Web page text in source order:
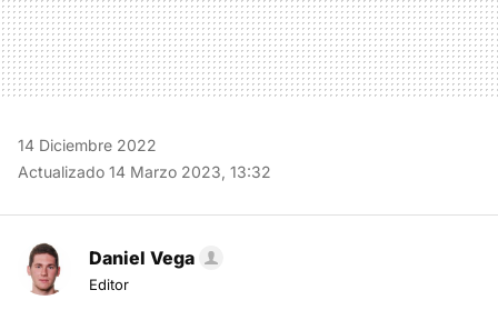
14 Diciembre 2022
Actualizado 14 Marzo 2023, 13:32
Daniel Vega
Editor